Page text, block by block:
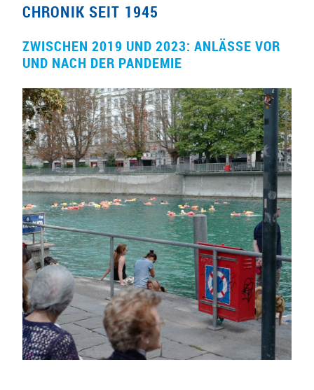
CHRONIK SEIT 1945
ZWISCHEN 2019 UND 2023: ANLÄSSE VOR
UND NACH DER PANDEMIE